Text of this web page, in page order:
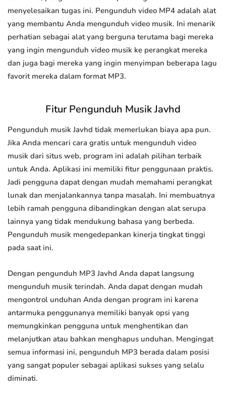
menyelesaikan tugas ini. Pengunduh video MP4 adalah alat
yang membantu Anda mengunduh video musik. Ini menarik
perhatian sebagai alat yang berguna terutama bagi mereka
yang ingin mengunduh video musik ke perangkat mereka
dan juga bagi mereka yang ingin menyimpan beberapa lagu
favorit mereka dalam format MP3.
Fitur Pengunduh Musik Javhd
Pengunduh musik Javhd tidak memerlukan biaya apa pun.
Jika Anda mencari cara gratis untuk mengunduh video
musik dari situs web, program ini adalah pilihan terbaik
untuk Anda. Aplikasi ini memiliki fitur penggunaan praktis.
Jadi pengguna dapat dengan mudah memahami perangkat
lunak dan menjalankannya tanpa masalah. Ini membuatnya
lebih ramah pengguna dibandingkan dengan alat serupa
lainnya yang tidak mendukung bahasa yang berbeda.
Pengunduh musik mengedepankan kinerja tingkat tinggi
pada saat ini.
Dengan pengunduh MP3 Javhd Anda dapat langsung
mengunduh musik terindah. Anda dapat dengan mudah
mengontrol unduhan Anda dengan program ini karena
antarmuka penggunanya memiliki banyak opsi yang
memungkinkan pengguna untuk menghentikan dan
melanjutkan atau bahkan menghapus unduhan. Mengingat
semua informasi ini, pengunduh MP3 berada dalam posisi
yang sangat populer sebagai aplikasi sukses yang selalu
diminati.